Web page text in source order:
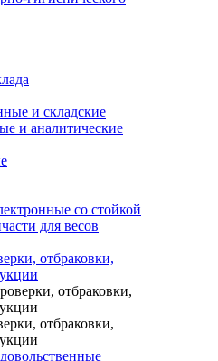
и складские
и аналитические
со стойкой
для весов
отбраковки,
отбраковки,
отбраковки,